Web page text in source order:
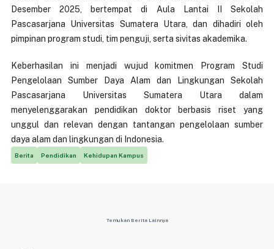
Desember 2025, bertempat di Aula Lantai II Sekolah
Pascasarjana Universitas Sumatera Utara, dan dihadiri oleh
pimpinan program studi, tim penguji, serta sivitas akademika.
Keberhasilan ini menjadi wujud komitmen Program Studi
Pengelolaan Sumber Daya Alam dan Lingkungan Sekolah
Pascasarjana Universitas Sumatera Utara dalam
menyelenggarakan pendidikan doktor berbasis riset yang
unggul dan relevan dengan tantangan pengelolaan sumber
daya alam dan lingkungan di Indonesia.
Berita Pendidikan Kehidupan Kampus
Temukan Berita Lainnya